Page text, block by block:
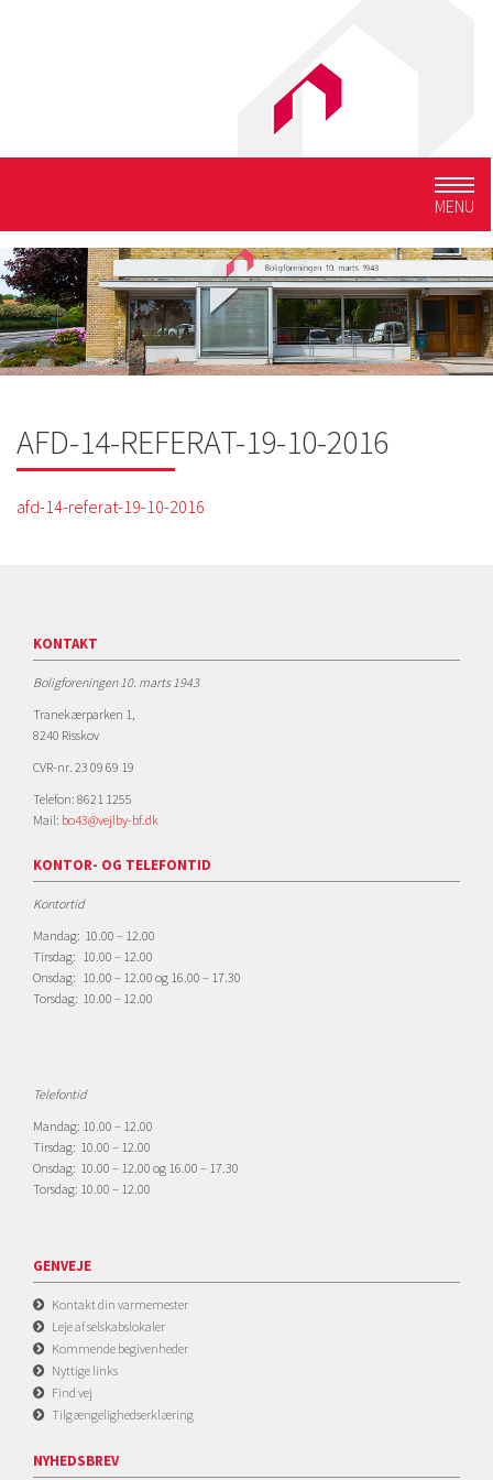
MENU
AFD-14-REFERAT-19-10-2016
afd-14-referat-19-10-2016
KONTAKT
Boligforeningen 10. marts 1943
Tranekærparken 1,
8240 Risskov
CVR-nr. 23 09 69 19
Telefon: 8621 1255
Mail: bo43@vejlby-bf.dk
KONTOR- OG TELEFONTID
Kontortid
Mandag: 10.00 – 12.00
Tirsdag: 10.00 – 12.00
Onsdag: 10.00 – 12.00 og 16.00 – 17.30
Torsdag: 10.00 – 12.00
Telefontid
Mandag: 10.00 – 12.00
Tirsdag: 10.00 – 12.00
Onsdag: 10.00 – 12.00 og 16.00 – 17.30
Torsdag: 10.00 – 12.00
GENVEJE
Kontakt din varmemester
Leje af selskabslokaler
Kommende begivenheder
Nyttige links
Find vej
Tilgængelighedserklæring
NYHEDSBREV